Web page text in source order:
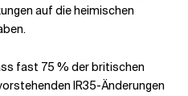
auf die heimischen
fast 75 % der britischen
IR35-Änderungen